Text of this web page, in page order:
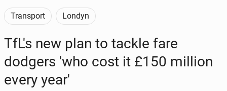
Transport Londyn
TfL's new plan to tackle fare
dodgers 'who cost it £150 million
every year'